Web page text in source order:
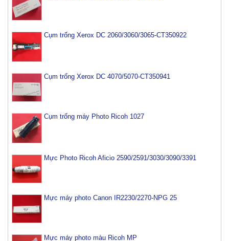
Cụm trống Xerox DC 2060/3060/3065-CT350922
Cụm trống Xerox DC 4070/5070-CT350941
Cụm trống máy Photo Ricoh 1027
Mực Photo Ricoh Aficio 2590/2591/3030/3090/3391
Mực máy photo Canon IR2230/2270-NPG 25
Mực máy photo màu Ricoh MP